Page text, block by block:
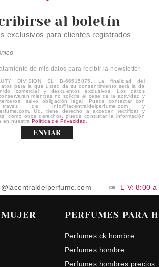
al boletín
exclusivos para clientes registrados
de mis datos para recibir la newsletter
DIVISION SL B-66515875. La finalidad del
para la que usted da su consentimiento será la de
comercial y descuentos exclusivos. Los datos
mientras no solicite el cese de la actividad y
salvo obligación legal. Puede contactar con
de info@lacentraldelperfume.com y
Ud. tiene derecho a acceder, rectificar y
como otros derechos, puede consultar la información
en nuestra Política de Privacidad
ENVIAR
L-V: 8:00 a
PERFUMES PARA
Perfumes ck hombre
Perfumes hombre
Perfumes hombres precios